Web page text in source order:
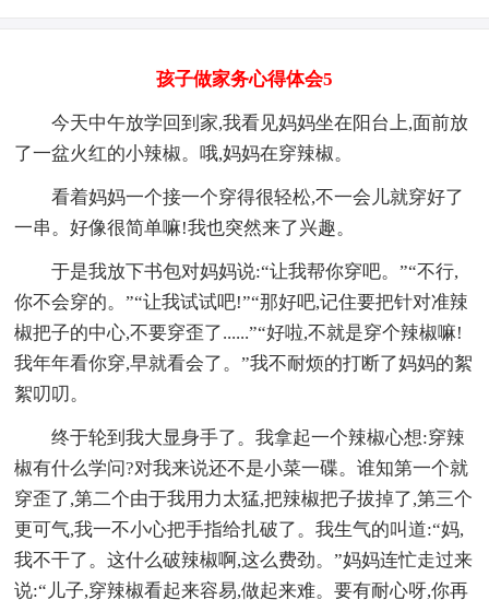
孩子做家务心得体会5
今天中午放学回到家,我看见妈妈坐在阳台上,面前放
了一盆火红的小辣椒。哦,妈妈在穿辣椒。
看着妈妈一个接一个穿得很轻松,不一会儿就穿好了
一串。好像很简单嘛!我也突然来了兴趣。
于是我放下书包对妈妈说:“让我帮你穿吧。”“不行,
你不会穿的。”“让我试试吧!”“那好吧,记住要把针对准辣
椒把子的中心,不要穿歪了......”“好啦,不就是穿个辣椒嘛!
我年年看你穿,早就看会了。”我不耐烦的打断了妈妈的絮
絮叨叨。
终于轮到我大显身手了。我拿起一个辣椒心想:穿辣
椒有什么学问?对我来说还不是小菜一碟。谁知第一个就
穿歪了,第二个由于我用力太猛,把辣椒把子拔掉了,第三个
更可气,我一不小心把手指给扎破了。我生气的叫道:“妈,
我不干了。这什么破辣椒啊,这么费劲。”妈妈连忙走过来
说:“儿子,穿辣椒看起来容易,做起来难。要有耐心呀,你再